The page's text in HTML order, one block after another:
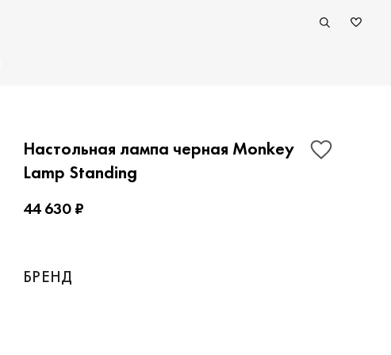
Настольная лампа черная Monkey
Lamp Standing
44 630 ₽